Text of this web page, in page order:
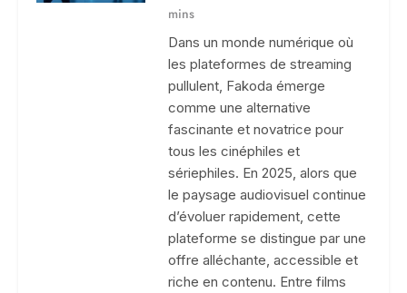
mins
Dans un monde numérique où
les plateformes de streaming
pullulent, Fakoda émerge
comme une alternative
fascinante et novatrice pour
tous les cinéphiles et
sériephiles. En 2025, alors que
le paysage audiovisuel continue
d’évoluer rapidement, cette
plateforme se distingue par une
offre alléchante, accessible et
riche en contenu. Entre films